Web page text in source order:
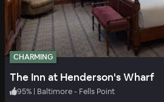
CHARMING
The Inn at Henderson's Wharf
95% | Baltimore - Fells Point